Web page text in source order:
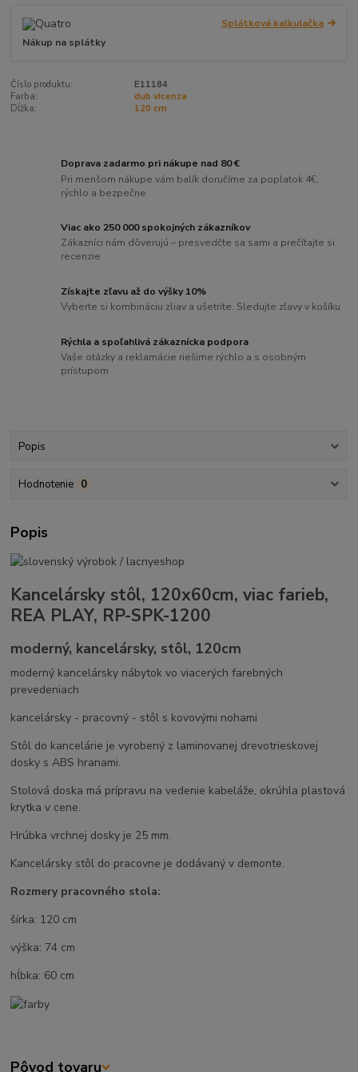
Splátková kalkulačka
Nákup na splátky
Číslo produktu:
E11184
Farba:
dub vicenza
Dĺžka:
120 cm
Doprava zadarmo pri nákupe nad 80 €
Pri menšom nákupe vám balík doručíme za poplatok 4€,
rýchlo a bezpečne
Viac ako 250 000 spokojných zákazníkov
Zákazníci nám dôverujú – presvedčte sa sami a prečítajte si
recenzie
Získajte zľavu až do výšky 10%
Vyberte si kombináciu zliav a ušetrite. Sledujte zľavy v košíku
Rýchla a spoľahlivá zákaznícka podpora
Vaše otázky a reklamácie riešime rýchlo a s osobným
prístupom
Popis
Hodnotenie 0
Popis
Kancelársky stôl, 120x60cm, viac farieb,
REA PLAY, RP-SPK-1200
moderný, kancelársky, stôl, 120cm
moderný kancelársky nábytok vo viacerých farebných
prevedeniach
kancelársky - pracovný - stôl s kovovými nohami
Stôl do kancelárie je vyrobený z laminovanej drevotrieskovej
dosky s ABS hranami.
Stolová doska má prípravu na vedenie kabeláže, okrúhla plastová
krytka v cene.
Hrúbka vrchnej dosky je 25 mm.
Kancelársky stôl do pracovne je dodávaný v demonte.
Rozmery pracovného stola:
šírka: 120 cm
výška: 74 cm
hĺbka: 60 cm
Pôvod tovaru